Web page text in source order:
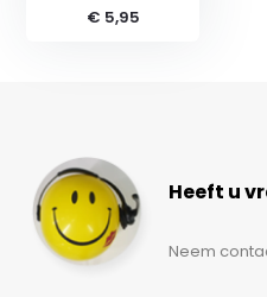
€ 5,95
Heeft u
Neem